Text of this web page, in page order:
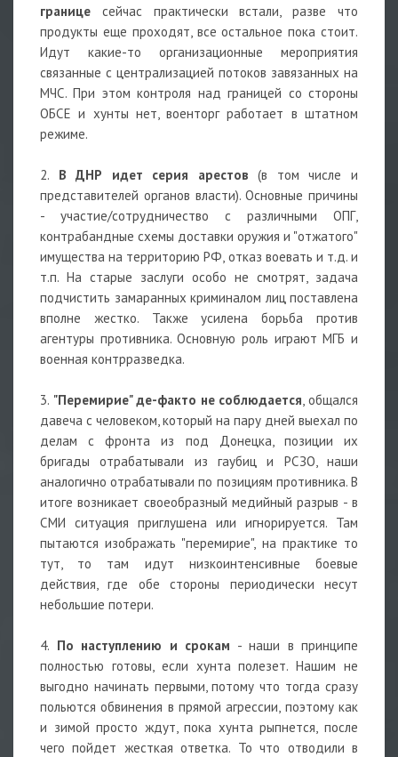
границе сейчас практически встали, разве что
продукты еще проходят, все остальное пока стоит.
Идут какие-то организационные мероприятия
связанные с централизацией потоков завязанных на
МЧС. При этом контроля над границей со стороны
ОБСЕ и хунты нет, военторг работает в штатном
режиме.
2. В ДНР идет серия арестов (в том числе и
представителей органов власти). Основные причины
- участие/сотрудничество с различными ОПГ,
контрабандные схемы доставки оружия и "отжатого"
имущества на территорию РФ, отказ воевать и т.д. и
т.п. На старые заслуги особо не смотрят, задача
подчистить замаранных криминалом лиц поставлена
вполне жестко. Также усилена борьба против
агентуры противника. Основную роль играют МГБ и
военная контрразведка.
3. "Перемирие" де-факто не соблюдается, общался
давеча с человеком, который на пару дней выехал по
делам с фронта из под Донецка, позиции их
бригады отрабатывали из гаубиц и РСЗО, наши
аналогично отрабатывали по позициям противника. В
итоге возникает своеобразный медийный разрыв - в
СМИ ситуация приглушена или игнорируется. Там
пытаются изображать "перемирие", на практике то
тут, то там идут низкоинтенсивные боевые
действия, где обе стороны периодически несут
небольшие потери.
4. По наступлению и срокам - наши в принципе
полностью готовы, если хунта полезет. Нашим не
выгодно начинать первыми, потому что тогда сразу
польются обвинения в прямой агрессии, поэтому как
и зимой просто ждут, пока хунта рыпнется, после
чего пойдет жесткая ответка. То что отводили в